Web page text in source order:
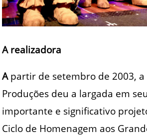
A realizadora
Apartir de setembro de 2003, a
Produções deu a largada em
importante e significativo
Ciclo de Homenagem aos